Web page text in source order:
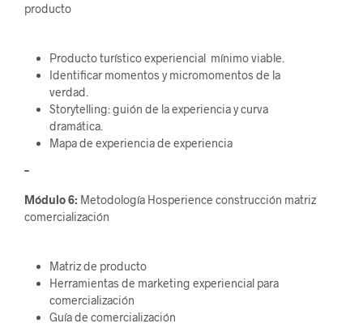
producto
Producto turístico experiencial mínimo viable.
Identificar momentos y micromomentos de la
verdad.
Storytelling: guión de la experiencia y curva
dramática.
Mapa de experiencia de experiencia
–
Módulo 6: Metodología Hosperience construcción matriz
comercialización
Matriz de producto
Herramientas de marketing experiencial para
comercialización
Guía de comercialización